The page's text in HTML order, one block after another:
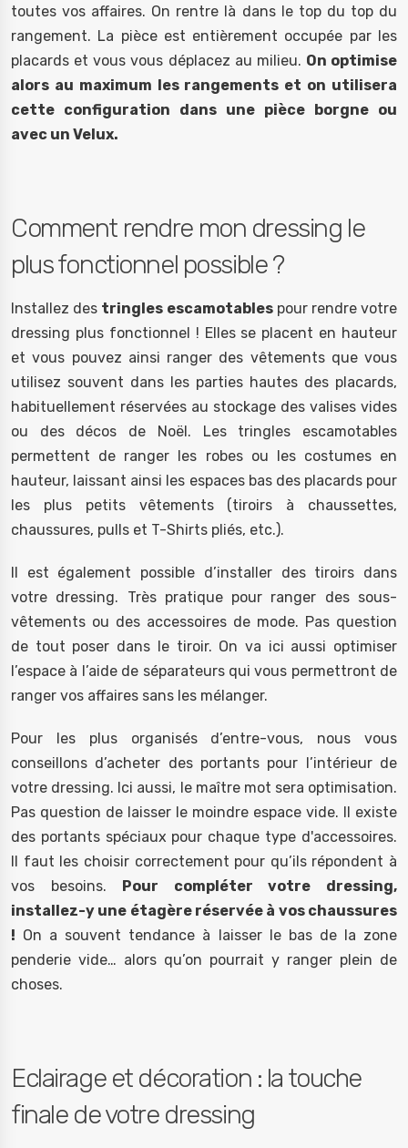
toutes vos affaires. On rentre là dans le top du top du
rangement. La pièce est entièrement occupée par les
placards et vous vous déplacez au milieu. On optimise
alors au maximum les rangements et on utilisera
cette configuration dans une pièce borgne ou
avec un Velux.
Comment rendre mon dressing le
plus fonctionnel possible ?
Installez des tringles escamotablespour rendre votre
dressing plus fonctionnel ! Elles se placent en hauteur
et vous pouvez ainsi ranger des vêtements que vous
utilisez souvent dans les parties hautes des placards,
habituellement réservées au stockage des valises vides
ou des décos de Noël. Les tringles escamotables
permettent de ranger les robes ou les costumes en
hauteur, laissant ainsi les espaces bas des placards pour
les plus petits vêtements (tiroirs à chaussettes,
chaussures, pulls et T-Shirts pliés, etc.).
Il est également possible d’installer des tiroirs dans
votre dressing. Très pratique pour ranger des sous-
vêtements ou des accessoires de mode. Pas question
de tout poser dans le tiroir. On va ici aussi optimiser
l’espace à l’aide de séparateurs qui vous permettront de
ranger vos affaires sans les mélanger.
Pour les plus organisés d’entre-vous, nous vous
conseillons d’acheter des portants pour l’intérieur de
votre dressing. Ici aussi, le maître mot sera optimisation.
Pas question de laisser le moindre espace vide. Il existe
des portants spéciaux pour chaque type d'accessoires.
Il faut les choisir correctement pour qu’ils répondent à
vos besoins. Pour compléter votre dressing,
installez-y une étagère réservée à vos chaussures
! On a souvent tendance à laisser le bas de la zone
penderie vide… alors qu’on pourrait y ranger plein de
choses.
Eclairage et décoration : la touche
finale de votre dressing